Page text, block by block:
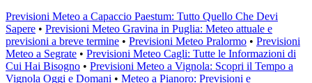
Previsioni Meteo a Capaccio Paestum: Tutto Quello Che Devi
Sapere • Previsioni Meteo Gravina in Puglia: Meteo attuale e
previsioni a breve termine • Previsioni Meteo Pralormo • Previsioni
Meteo a Segrate • Previsioni Meteo Cagli: Tutte le Informazioni di
Cui Hai Bisogno • Previsioni Meteo a Vignola: Scopri il Tempo a
Vignola Oggi e Domani • Meteo a Pianoro: Previsioni e